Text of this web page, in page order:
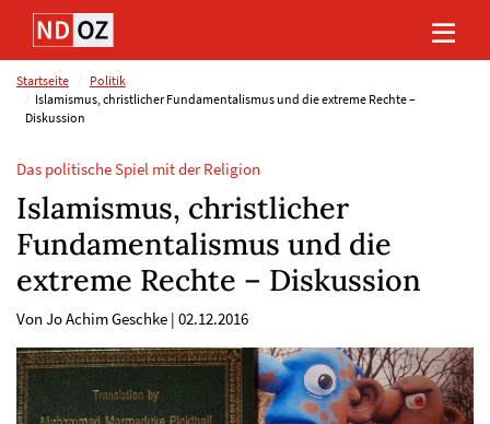
Direkt
Inhalt
(Eingabetaste)
Direkt
Hauptmenu
(Eingabetaste)
Direkt
Suche
(Eingabetaste)
Direkt
Footer
(Eingabetaste)
Startseite
Politik
Islamismus, christlicher Fundamentalismus und die extreme Rechte –
Diskussion
Das politische Spiel mit der Religion
Islamismus, christlicher
Fundamentalismus und die
extreme Rechte – Diskussion
Von Jo Achim Geschke | 02.12.2016